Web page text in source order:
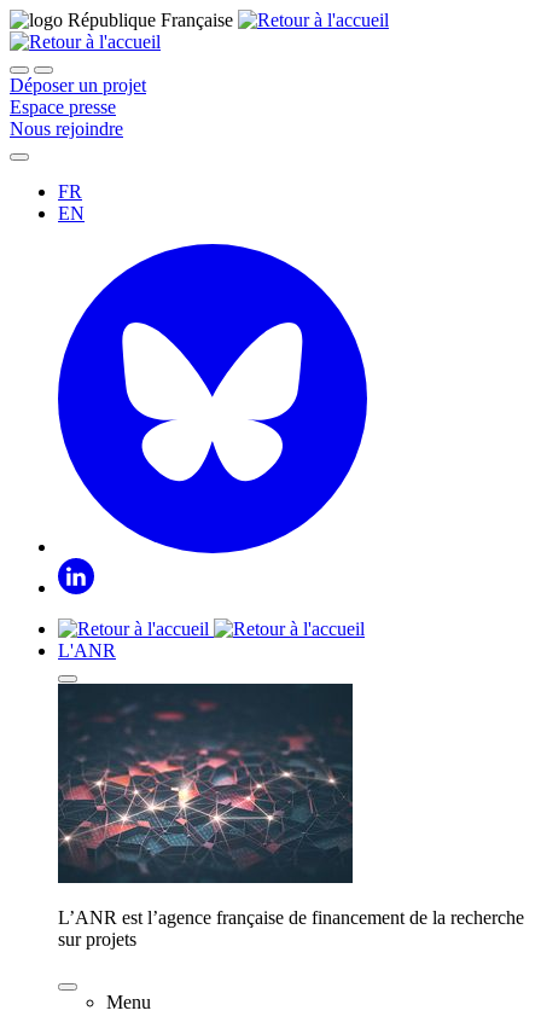
Déposer un projet
Espace presse
Nous rejoindre
FR
EN
L'ANR
L’ANR est l’agence française de financement de la recherche
sur projets
Menu